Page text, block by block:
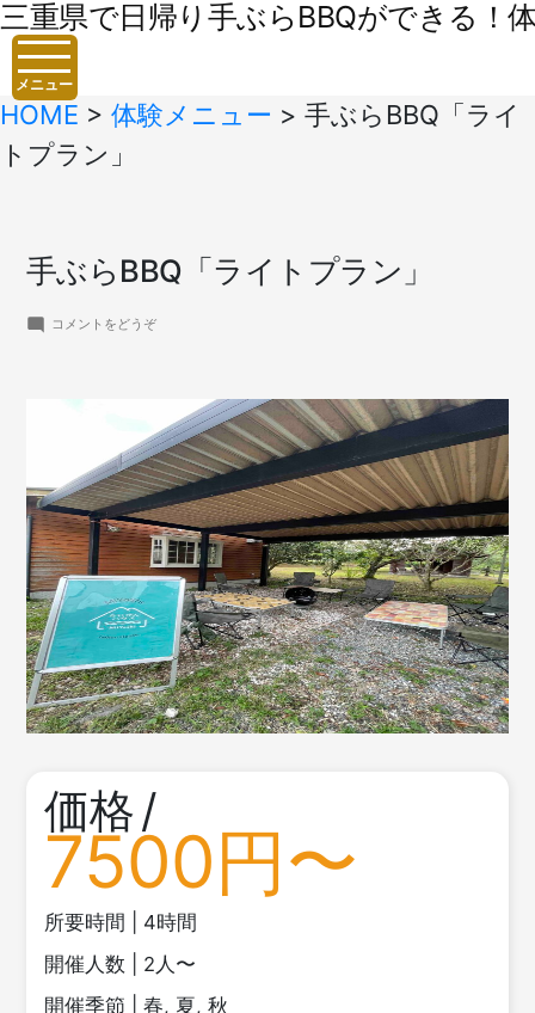
三重県で日帰り手ぶらBBQができる！
メニュー
HOME > 体験メニュー > 手ぶらBBQ「ライ
トプラン」
手ぶらBBQ「ライトプラン」
コメントをどうぞ(手
プ
ラ
ン」)
価格/
7500円〜
所要時間
4時間
開催人数
2人〜
開催季節
春, 夏, 秋